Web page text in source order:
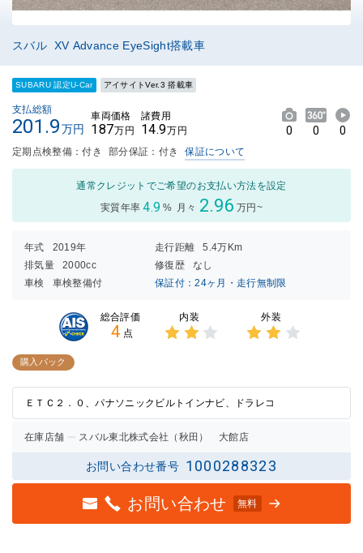
スバル XV Advance EyeSight搭載車
SUBARU 認定U-Car アイサイトVer.3 搭載車
支払総額
201.9万円
車両価格
187万円
諸費用
14.9万円 0 0 0
定期点検整備：付き 部分保証：付き 保証について
通常クレジットでご希望のお支払い方法を設定
実質年率 4.9 % 月々 2.96 万円~
年式 2019年 走行距離
5.4万Km
排気量
2000cc 修復歴
なし
車検
車検整備付 保証付：24ヶ月・走行無制限
総合評価
4 点
内装 外装
購入パック
ＥＴＣ２．０、パナソニックビルトインナビ、ドラレコ
在庫店舗 スバル東北株式会社（秋田） 大館店
お問い合わせ番号 1000288323
お問い合わせ 無料